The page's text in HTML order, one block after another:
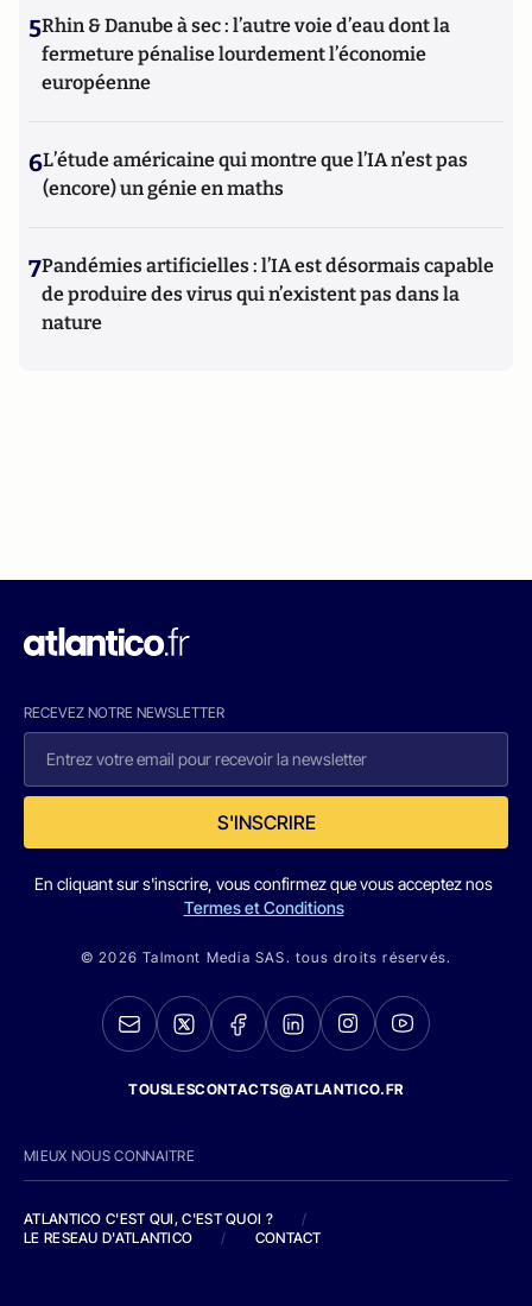
5Rhin & Danube à sec : l’autre voie d’eau dont la
fermeture pénalise lourdement l’économie
européenne
6L’étude américaine qui montre que l’IA n’est pas
(encore) un génie en maths
7Pandémies artificielles : l’IA est désormais capable
de produire des virus qui n’existent pas dans la
nature
RECEVEZ NOTRE NEWSLETTER
S'INSCRIRE
En cliquant sur s'inscrire, vous confirmez que vous acceptez nos
Termes et Conditions
© 2026 Talmont Media SAS. tous droits réservés.
TOUSLESCONTACTS@ATLANTICO.FR
MIEUX NOUS CONNAITRE
ATLANTICO C'EST QUI, C'EST QUOI ?
/
LE RESEAU D'ATLANTICO
/ CONTACT